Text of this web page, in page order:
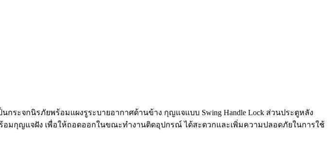
ระจกนิรภัยพร้อมแผงรูระบายอากาศด้านข้าง กุญแจแบบ Swing Handle Lock ส่วนประตูหลัง
อมกุญแจฝัง เพื่อให้ถอดออกในขณะทำงานติดอุปกรณ์ ได้สะดวกและเพิ่มความปลอดภัยในการใช้